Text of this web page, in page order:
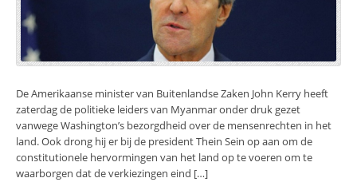
De Amerikaanse minister van Buitenlandse Zaken John Kerry heeft
zaterdag de politieke leiders van Myanmar onder druk gezet
vanwege Washington’s bezorgdheid over de mensenrechten in het
land. Ook drong hij er bij de president Thein Sein op aan om de
constitutionele hervormingen van het land op te voeren om te
waarborgen dat de verkiezingen eind […]